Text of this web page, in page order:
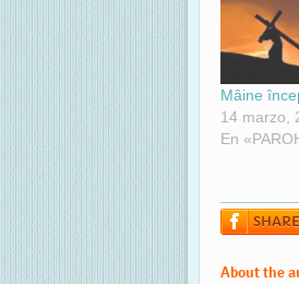
Mâine
14 marzo,
En
SHARE
About the